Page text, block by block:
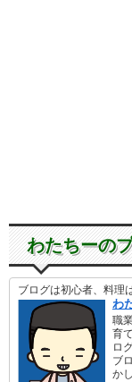
わたちーの
ブログは初心者、料理
わ
職
育
ロ
ブ
か